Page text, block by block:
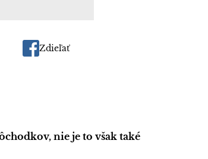
Zdieľať
nie je to však také